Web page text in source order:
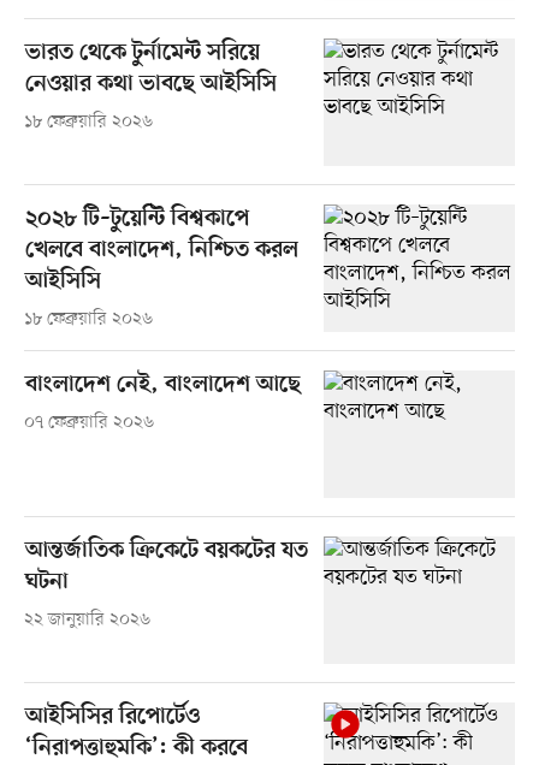
ভারত থেকে টুর্নামেন্ট সরিয়ে
নেওয়ার কথা ভাবছে আইসিসি
১৮ ফেব্রুয়ারি ২০২৬
২০২৮ টি–টুয়েন্টি বিশ্বকাপে
খেলবে বাংলাদেশ, নিশ্চিত করল
আইসিসি
১৮ ফেব্রুয়ারি ২০২৬
বাংলাদেশ নেই, বাংলাদেশ আছে
০৭ ফেব্রুয়ারি ২০২৬
আন্তর্জাতিক ক্রিকেটে বয়কটের যত
ঘটনা
২২ জানুয়ারি ২০২৬
আইসিসির রিপোর্টেও
‘নিরাপত্তাহুমকি’: কী করবে